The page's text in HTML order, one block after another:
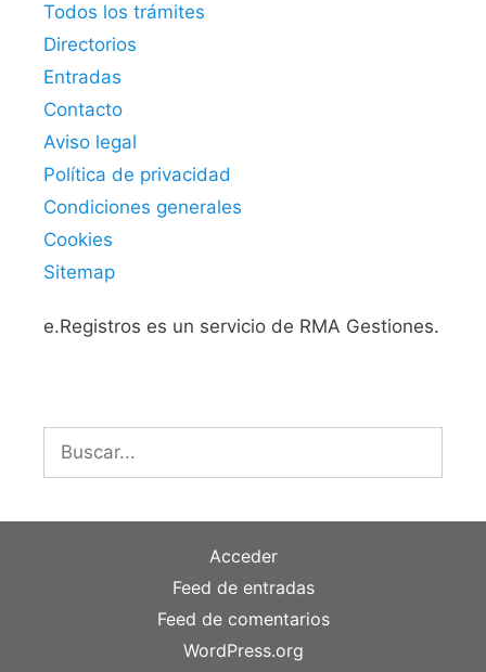
Todos los trámites
Directorios
Entradas
Contacto
Aviso legal
Política de privacidad
Condiciones generales
Cookies
Sitemap
e.Registros es un servicio de RMA Gestiones.
Buscar:
Acceder
Feed de entradas
Feed de comentarios
WordPress.org